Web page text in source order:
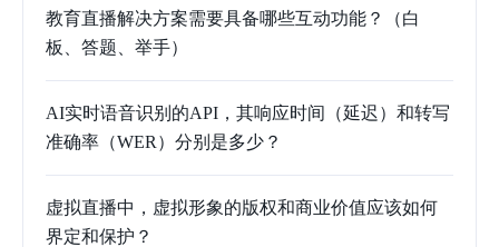
教育直播解决方案需要具备哪些互动功能？（白
板、答题、举手）
AI实时语音识别的API，其响应时间（延迟）和转写
准确率（WER）分别是多少？
虚拟直播中，虚拟形象的版权和商业价值应该如何
界定和保护？